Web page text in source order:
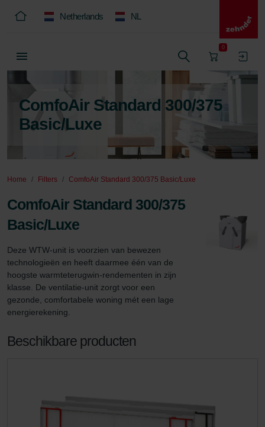
Netherlands NL
0
ComfoAir Standard 300/375
Basic/Luxe
Home Filters ComfoAir Standard 300/375 Basic/Luxe
ComfoAir Standard 300/375
Basic/Luxe
Deze WTW-unit is voorzien van bewezen
technologieën en heeft daarmee één van de
hoogste warmteterugwin-rendementen in zijn
klasse. De ventilatie-unit zorgt voor een
gezonde, comfortabele woning mét een lage
energierekening.
Beschikbare producten